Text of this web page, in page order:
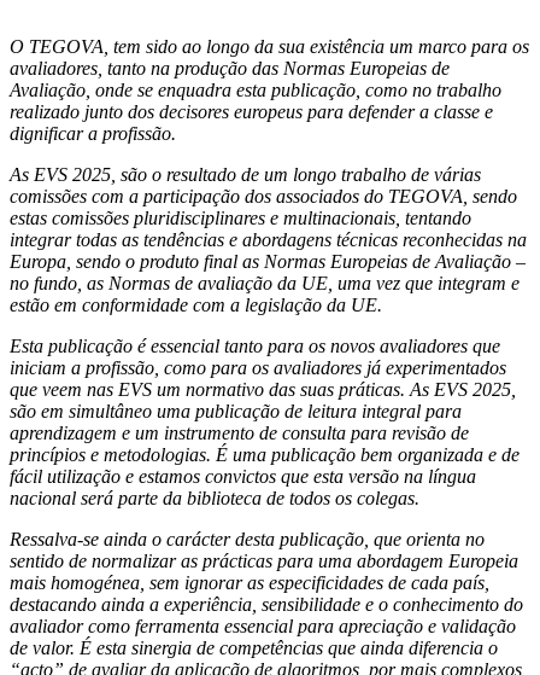
O TEGOVA, tem sido ao longo da sua existência um marco para os
avaliadores, tanto na produção das Normas Europeias de
Avaliação, onde se enquadra esta publicação, como no trabalho
realizado junto dos decisores europeus para defender a classe e
dignificar a profissão.
As EVS 2025, são o resultado de um longo trabalho de várias
comissões com a participação dos associados do TEGOVA, sendo
estas comissões pluridisciplinares e multinacionais, tentando
integrar todas as tendências e abordagens técnicas reconhecidas na
Europa, sendo o produto final as Normas Europeias de Avaliação –
no fundo, as Normas de avaliação da UE, uma vez que integram e
estão em conformidade com a legislação da UE.
Esta publicação é essencial tanto para os novos avaliadores que
iniciam a profissão, como para os avaliadores já experimentados
que veem nas EVS um normativo das suas práticas. As EVS 2025,
são em simultâneo uma publicação de leitura integral para
aprendizagem e um instrumento de consulta para revisão de
princípios e metodologias. É uma publicação bem organizada e de
fácil utilização e estamos convictos que esta versão na língua
nacional será parte da biblioteca de todos os colegas.
Ressalva-se ainda o carácter desta publicação, que orienta no
sentido de normalizar as prácticas para uma abordagem Europeia
mais homogénea, sem ignorar as especificidades de cada país,
destacando ainda a experiência, sensibilidade e o conhecimento do
avaliador como ferramenta essencial para apreciação e validação
de valor. É esta sinergia de competências que ainda diferencia o
“acto” de avaliar da aplicação de algoritmos, por mais complexos